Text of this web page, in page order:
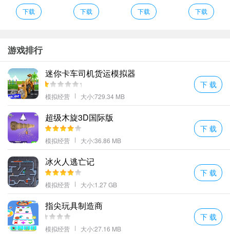
7、游戏中的画面非常的真实你可以身临其境的去感受驾驶带来的无
限乐趣哦；
地势非常的险峻你一定要注意安全驾驶。
非洲公交模拟游戏操作相对自由简单带来有趣的模拟公交驾驶体
验。
多种不同的道路你需要去进行行驶在路上会遇见各种不同的难题你
需要灵活的解决；
精美的游戏画面打造最逼真的驾驶环境;
体验精彩的驾驶生活等待你完成的军事行动记住这个任务要保密。
陆军巴士运输车2021点评
多种不同的车辆玩家都可以去进行选择每一个车辆都会有着不同的
驾驶感受哦；
陆军巴士运输车一款小伙伴们都在玩的模拟驾驶游戏在这里玩家可
以完成各种任务获取金币。注意天气的变化和安全才能继续的运输
下去。
现实天气(雨天阳光灿烂的天气);
下载
下载
下载
下载
游戏排行
迷你卡车司机货运模拟器
模拟经营 大小:729.34 MB
下 载
超级木旋3D国际版
模拟经营 大小:36.86 MB
下 载
冰火人逃亡记
模拟经营 大小:1.27 GB
下 载
指尖玩具制造商
模拟经营 大小:27.16 MB
下 载